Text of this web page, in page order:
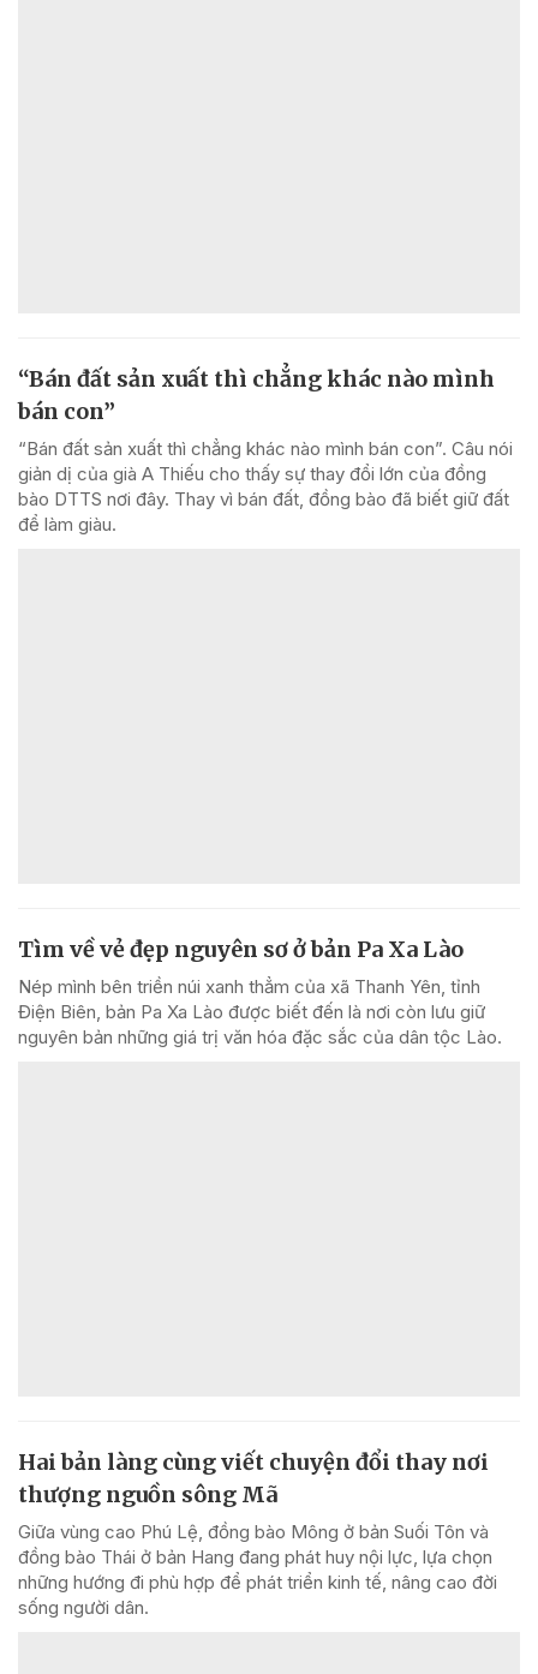
“Bán đất sản xuất thì chẳng khác nào mình
bán con”
“Bán đất sản xuất thì chẳng khác nào mình bán con”. Câu nói
giản dị của già A Thiếu cho thấy sự thay đổi lớn của đồng
bào DTTS nơi đây. Thay vì bán đất, đồng bào đã biết giữ đất
để làm giàu.
Tìm về vẻ đẹp nguyên sơ ở bản Pa Xa Lào
Nép mình bên triền núi xanh thẳm của xã Thanh Yên, tỉnh
Điện Biên, bản Pa Xa Lào được biết đến là nơi còn lưu giữ
nguyên bản những giá trị văn hóa đặc sắc của dân tộc Lào.
Hai bản làng cùng viết chuyện đổi thay nơi
thượng nguồn sông Mã
Giữa vùng cao Phú Lệ, đồng bào Mông ở bản Suối Tôn và
đồng bào Thái ở bản Hang đang phát huy nội lực, lựa chọn
những hướng đi phù hợp để phát triển kinh tế, nâng cao đời
sống người dân.